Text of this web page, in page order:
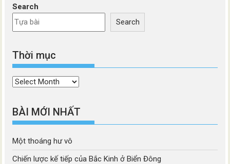
Search
Search
Thời mục
Thời
BÀI MỚI NHẤT
Một thoáng hư vô
Chiến lược kế tiếp của Bắc Kinh ở Biển Đông